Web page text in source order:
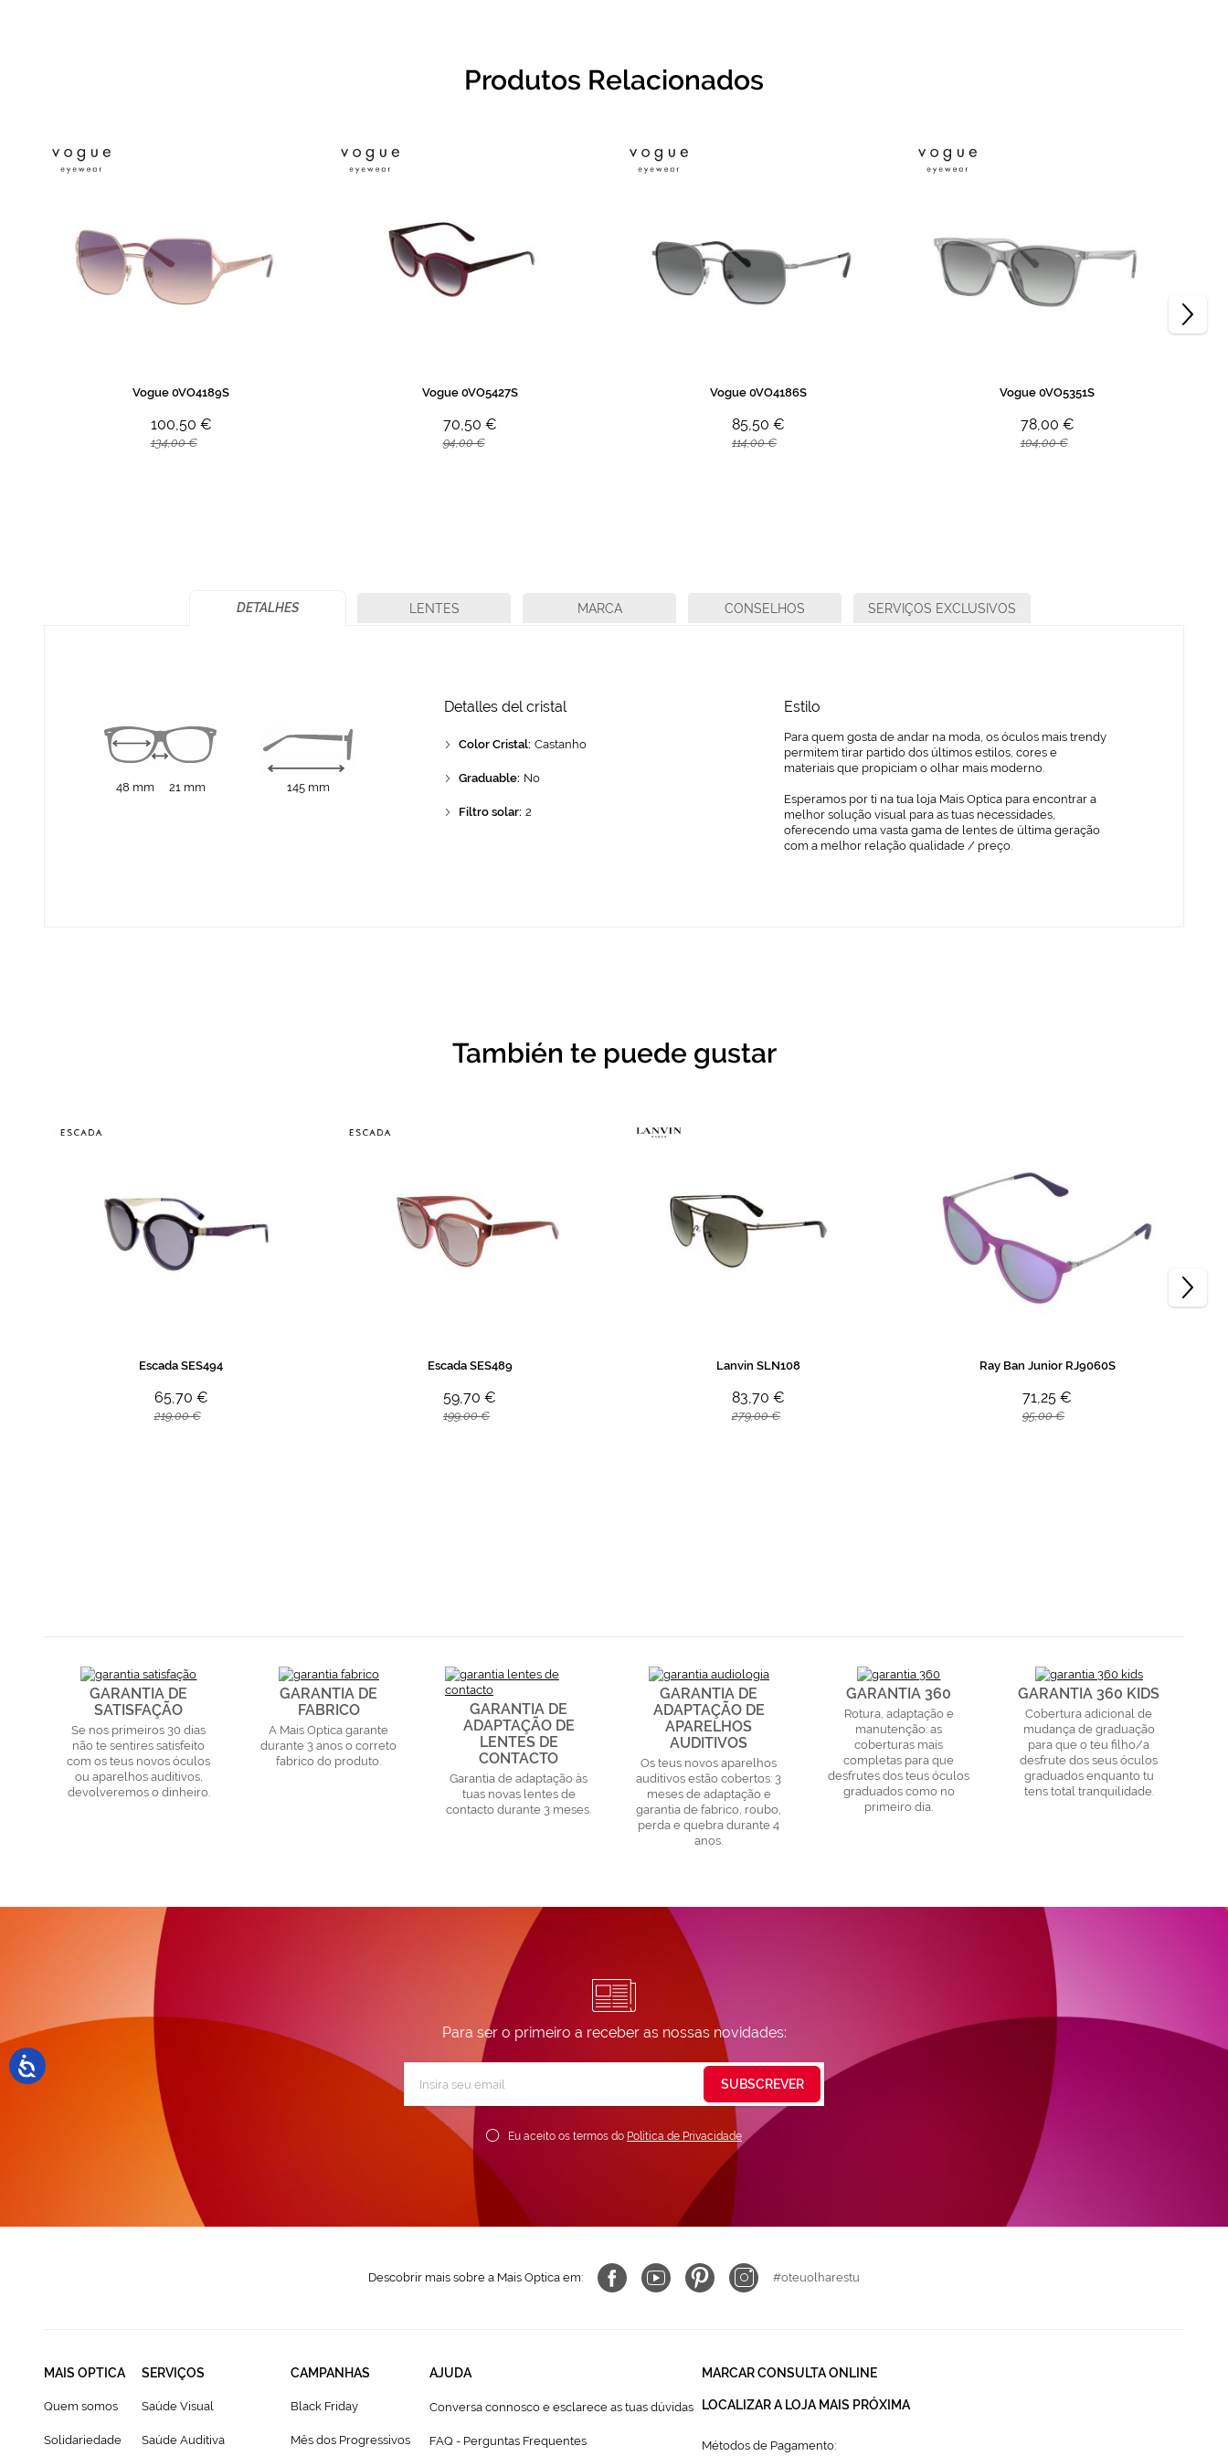
Produtos Relacionados
Vogue 0VO4189S
100,50 €
134,00 €
Vogue 0VO5427S
70,50 €
94,00 €
Vogue 0VO4186S
85,50 €
114,00 €
Vogue 0VO5351S
78,00 €
104,00 €
DETALHES
48 mm 21 mm 145 mm
Detalles del cristal
Color Cristal: Castanho
Graduable: No
Filtro solar: 2
Estilo
Para quem gosta de andar na moda, os óculos mais trendy
permitem tirar partido dos últimos estilos, cores e
materiais que propiciam o olhar mais moderno.
Esperamos por ti na tua loja Mais Optica para encontrar a
melhor solução visual para as tuas necessidades,
oferecendo uma vasta gama de lentes de última geração
com a melhor relação qualidade / preço.
LENTES MARCA CONSELHOS SERVIÇOS EXCLUSIVOS
También te puede gustar
Escada SES494
65,70 €
219,00 €
Escada SES489
59,70 €
199,00 €
Lanvin SLN108
83,70 €
279,00 €
Ray Ban Junior RJ9060S
71,25 €
95,00 €
GARANTIA DE
SATISFAÇÃO
Se nos primeiros 30 dias
não te sentires satisfeito
com os teus novos óculos
ou aparelhos auditivos,
devolveremos o dinheiro.
GARANTIA DE
FABRICO
A Mais Optica garante
durante 3 anos o correto
fabrico do produto.
GARANTIA DE
ADAPTAÇÃO DE
LENTES DE
CONTACTO
Garantia de adaptação às
tuas novas lentes de
contacto durante 3 meses.
GARANTIA DE
ADAPTAÇÃO DE
APARELHOS
AUDITIVOS
Os teus novos aparelhos
auditivos estão cobertos: 3
meses de adaptação e
garantia de fabrico, roubo,
perda e quebra durante 4
anos.
GARANTIA 360
Rotura, adaptação e
manutenção: as
coberturas mais
completas para que
desfrutes dos teus óculos
graduados como no
primeiro dia.
GARANTIA 360 KIDS
Cobertura adicional de
mudança de graduação
para que o teu filho/a
desfrute dos seus óculos
graduados enquanto tu
tens total tranquilidade.
Para ser o primeiro a receber as nossas novidades:
Newsletter:
Eu aceito os termos do Política de Privacidade
SUBSCREVER
Descobrir mais sobre a Mais Optica em: #oteuolharestu
MAIS OPTICA
Quem somos
Solidariedade
SERVIÇOS
Saúde Visual
Saúde Auditiva
CAMPANHAS
Black Friday
Mês dos Progressivos
AJUDA
Conversa connosco e esclarece as tuas dúvidas
FAQ - Perguntas Frequentes
MARCAR CONSULTA ONLINE
LOCALIZAR A LOJA MAIS PRÓXIMA
Métodos de Pagamento: